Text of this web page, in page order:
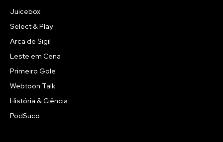
Juicebox
Select & Play
Arca de Sigil
Leste em Cena
Primeiro Gole
Webtoon Talk
História & Ciência
PodSuco